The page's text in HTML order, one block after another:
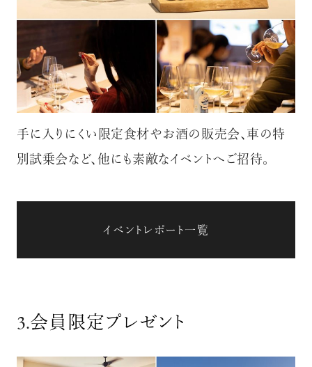
手に入りにくい限定食材やお酒の販売会、車の特
別試乗会など、他にも素敵なイベントへご招待。
イベントレポート一覧
3.会員限定プレゼント